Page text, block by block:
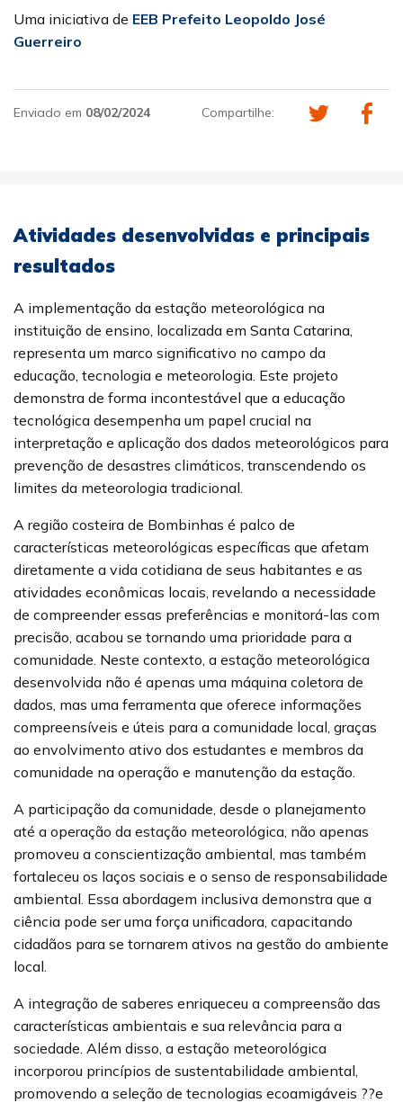
Uma iniciativa de EEB Prefeito Leopoldo José
Guerreiro
Enviado em 08/02/2024 Compartilhe:
Atividades desenvolvidas e principais
resultados
A implementação da estação meteorológica na
instituição de ensino, localizada em Santa Catarina,
representa um marco significativo no campo da
educação, tecnologia e meteorologia. Este projeto
demonstra de forma incontestável que a educação
tecnológica desempenha um papel crucial na
interpretação e aplicação dos dados meteorológicos para
prevenção de desastres climáticos, transcendendo os
limites da meteorologia tradicional.
A região costeira de Bombinhas é palco de
características meteorológicas específicas que afetam
diretamente a vida cotidiana de seus habitantes e as
atividades econômicas locais, revelando a necessidade
de compreender essas preferências e monitorá-las com
precisão, acabou se tornando uma prioridade para a
comunidade. Neste contexto, a estação meteorológica
desenvolvida não é apenas uma máquina coletora de
dados, mas uma ferramenta que oferece informações
compreensíveis e úteis para a comunidade local, graças
ao envolvimento ativo dos estudantes e membros da
comunidade na operação e manutenção da estação.
A participação da comunidade, desde o planejamento
até a operação da estação meteorológica, não apenas
promoveu a conscientização ambiental, mas também
fortaleceu os laços sociais e o senso de responsabilidade
ambiental. Essa abordagem inclusiva demonstra que a
ciência pode ser uma força unificadora, capacitando
cidadãos para se tornarem ativos na gestão do ambiente
local.
A integração de saberes enriqueceu a compreensão das
características ambientais e sua relevância para a
sociedade. Além disso, a estação meteorológica
incorporou princípios de sustentabilidade ambiental,
promovendo a seleção de tecnologias ecoamigáveis ??e